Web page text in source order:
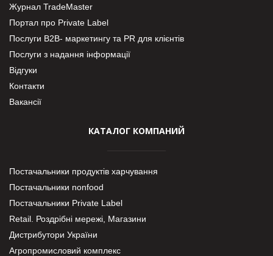
Журнал TradeMaster
Портал про Private Label
Послуги В2В- маркетингу та PR для клієнтів
Послуги з надання інформації
Відгуки
Контакти
Вакансії
КАТАЛОГ КОМПАНИЙ
Постачальники продуктів харчування
Постачальники nonfood
Постачальники Private Label
Retail. Роздрібні мережі, Магазини
Дистрибутори України
Агропромисловий комплекс